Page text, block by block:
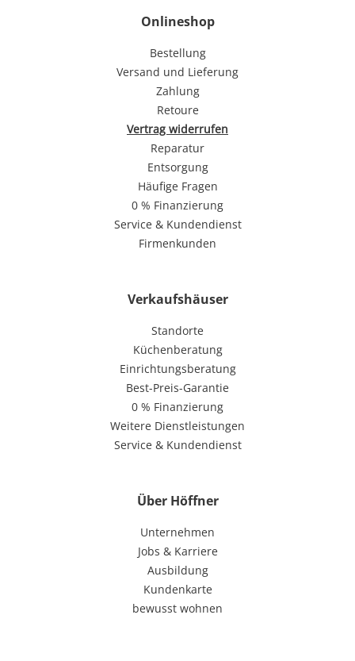
Onlineshop
Bestellung
Versand und Lieferung
Zahlung
Retoure
Vertrag widerrufen
Reparatur
Entsorgung
Häufige Fragen
0 % Finanzierung
Service & Kundendienst
Firmenkunden
Verkaufshäuser
Standorte
Küchenberatung
Einrichtungsberatung
Best-Preis-Garantie
0 % Finanzierung
Weitere Dienstleistungen
Service & Kundendienst
Über Höffner
Unternehmen
Jobs & Karriere
Ausbildung
Kundenkarte
bewusst wohnen